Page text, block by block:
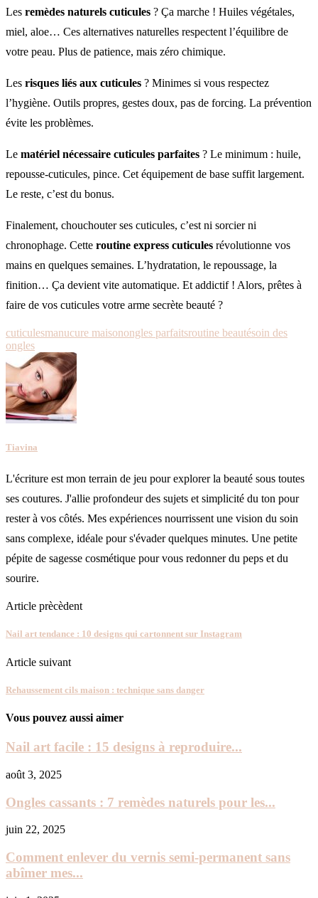
Les remèdes naturels cuticules ? Ça marche ! Huiles végétales,
miel, aloe… Ces alternatives naturelles respectent l’équilibre de
votre peau. Plus de patience, mais zéro chimique.
Les risques liés aux cuticules ? Minimes si vous respectez
l’hygiène. Outils propres, gestes doux, pas de forcing. La prévention
évite les problèmes.
Le matériel nécessaire cuticules parfaites ? Le minimum : huile,
repousse-cuticules, pince. Cet équipement de base suffit largement.
Le reste, c’est du bonus.
Finalement, chouchouter ses cuticules, c’est ni sorcier ni
chronophage. Cette routine express cuticules révolutionne vos
mains en quelques semaines. L’hydratation, le repoussage, la
finition… Ça devient vite automatique. Et addictif ! Alors, prêtes à
faire de vos cuticules votre arme secrète beauté ?
cuticulesmanucure maisonongles parfaitsroutine beautésoin des
ongles
Tiavina
L'écriture est mon terrain de jeu pour explorer la beauté sous toutes
ses coutures. J'allie profondeur des sujets et simplicité du ton pour
rester à vos côtés. Mes expériences nourrissent une vision du soin
sans complexe, idéale pour s'évader quelques minutes. Une petite
pépite de sagesse cosmétique pour vous redonner du peps et du
sourire.
Article prècèdent
Nail art tendance : 10 designs qui cartonnent sur Instagram
Article suivant
Rehaussement cils maison : technique sans danger
Vous pouvez aussi aimer
Nail art facile : 15 designs à reproduire...
août 3, 2025
Ongles cassants : 7 remèdes naturels pour les...
juin 22, 2025
Comment enlever du vernis semi-permanent sans
abîmer mes...